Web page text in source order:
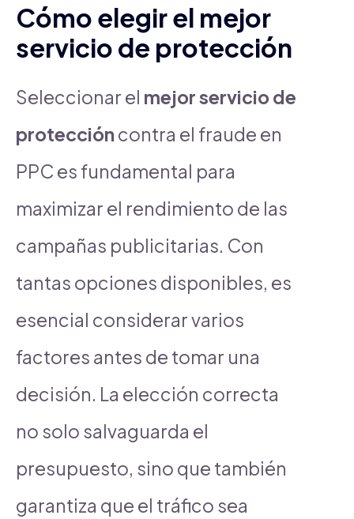
Cómo elegir el mejor
servicio de protección
Seleccionar el mejor servicio de
protección contra el fraude en
PPC es fundamental para
maximizar el rendimiento de las
campañas publicitarias. Con
tantas opciones disponibles, es
esencial considerar varios
factores antes de tomar una
decisión. La elección correcta
no solo salvaguarda el
presupuesto, sino que también
garantiza que el tráfico sea